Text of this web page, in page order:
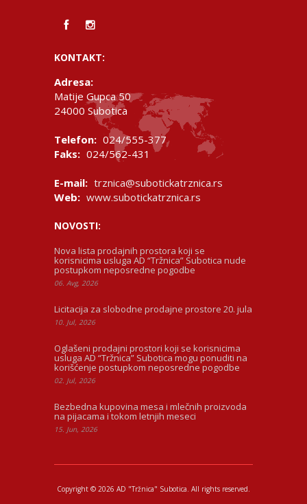
KONTAKT:
Adresa:
Matije Gupca 50
24000 Subotica
Telefon: 024/555-377
Faks: 024/562-431
E-mail: trznica@subotickatrznica.rs
Web: www.subotickatrznica.rs
NOVOSTI:
Nova lista prodajnih prostora koji se
korisnicima usluga AD “Tržnica” Subotica nude
postupkom neposredne pogodbe
06. Avg, 2026
Licitacija za slobodne prodajne prostore 20. jula
10. Jul, 2026
Oglašeni prodajni prostori koji se korisnicima
usluga AD “Tržnica” Subotica mogu ponuditi na
korišćenje postupkom neposredne pogodbe
02. Jul, 2026
Bezbedna kupovina mesa i mlečnih proizvoda
na pijacama i tokom letnjih meseci
15. Jun, 2026
Copyright © 2026 AD "Tržnica" Subotica. All rights reserved.